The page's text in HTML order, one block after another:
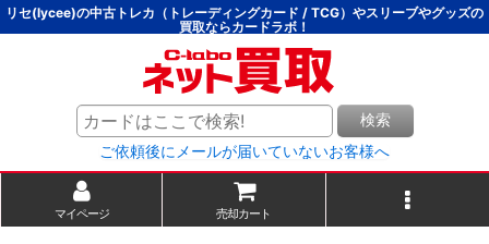
リセ(lycee)の中古トレカ（トレーディングカード / TCG）やスリーブやグッズの
買取ならカードラボ！
検索
ご依頼後にメールが届いていないお客様へ
マイページ 売却カート